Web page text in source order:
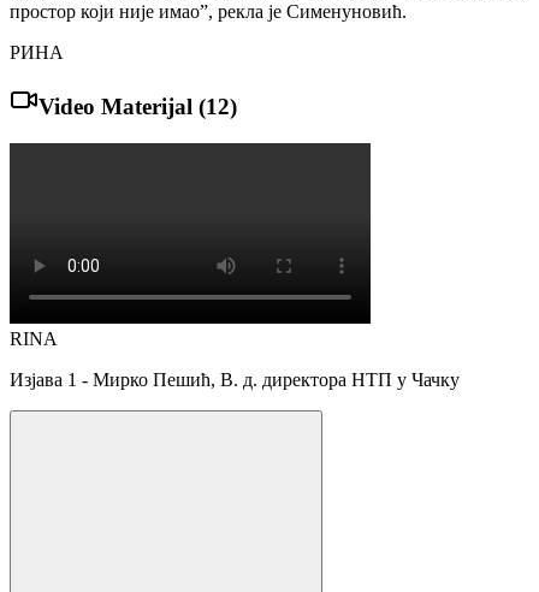
простор који није имао”, рекла је Сименуновић.
РИНА
Video Materijal (12)
RINA
Изјава 1 - Мирко Пешић, В. д. директора НТП у Чачку